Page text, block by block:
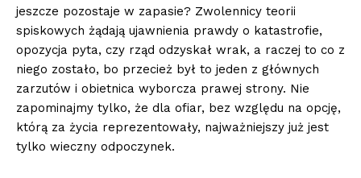
jeszcze pozostaje w zapasie? Zwolennicy teorii
spiskowych żądają ujawnienia prawdy o katastrofie,
opozycja pyta, czy rząd odzyskał wrak, a raczej to co z
niego zostało, bo przecież był to jeden z głównych
zarzutów i obietnica wyborcza prawej strony. Nie
zapominajmy tylko, że dla ofiar, bez względu na opcję,
którą za życia reprezentowały, najważniejszy już jest
tylko wieczny odpoczynek.